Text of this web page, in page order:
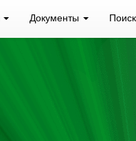
Документы Поиск